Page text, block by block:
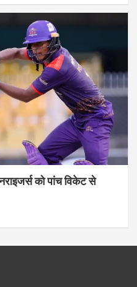
को पांच विकेट से